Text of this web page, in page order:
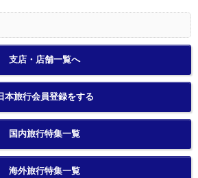
支店・店舗一覧へ
本旅行会員登録をする
国内旅行特集一覧
海外旅行特集一覧